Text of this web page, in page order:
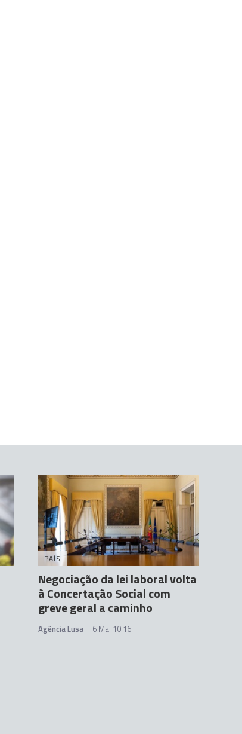
PAÍS
Negociação da lei laboral volta
à Concertação Social com
greve geral a caminho
Agência Lusa 6 Mai 10:16